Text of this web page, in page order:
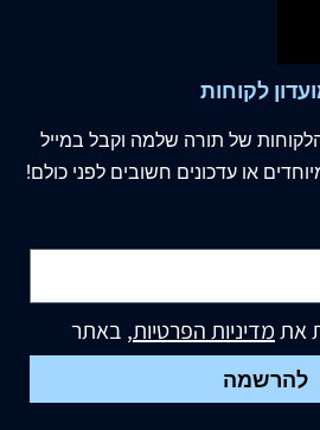
לקוחות
של תורה שלמה וקבל במייל
או עדכונים חשובים לפני כולם!
אתמדיניות הפרטיות, באתר
להרשמה